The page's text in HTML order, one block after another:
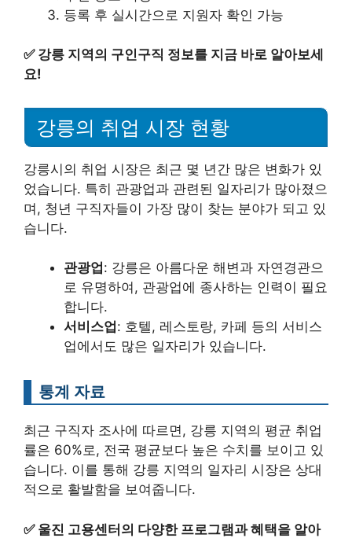
등록 후 실시간으로 지원자 확인 가능
✅ 강릉 지역의 구인구직 정보를 지금 바로 알아보세
요!
강릉의 취업 시장 현황
강릉시의 취업 시장은 최근 몇 년간 많은 변화가 있
었습니다. 특히 관광업과 관련된 일자리가 많아졌으
며, 청년 구직자들이 가장 많이 찾는 분야가 되고 있
습니다.
관광업 : 강릉은 아름다운 해변과 자연경관으
로 유명하여, 관광업에 종사하는 인력이 필요
합니다.
서비스업 : 호텔, 레스토랑, 카페 등의 서비스
업에서도 많은 일자리가 있습니다.
통계 자료
최근 구직자 조사에 따르면, 강릉 지역의 평균 취업
률은 60%로, 전국 평균보다 높은 수치를 보이고 있
습니다. 이를 통해 강릉 지역의 일자리 시장은 상대
적으로 활발함을 보여줍니다.
✅ 울진 고용센터의 다양한 프로그램과 혜택을 알아